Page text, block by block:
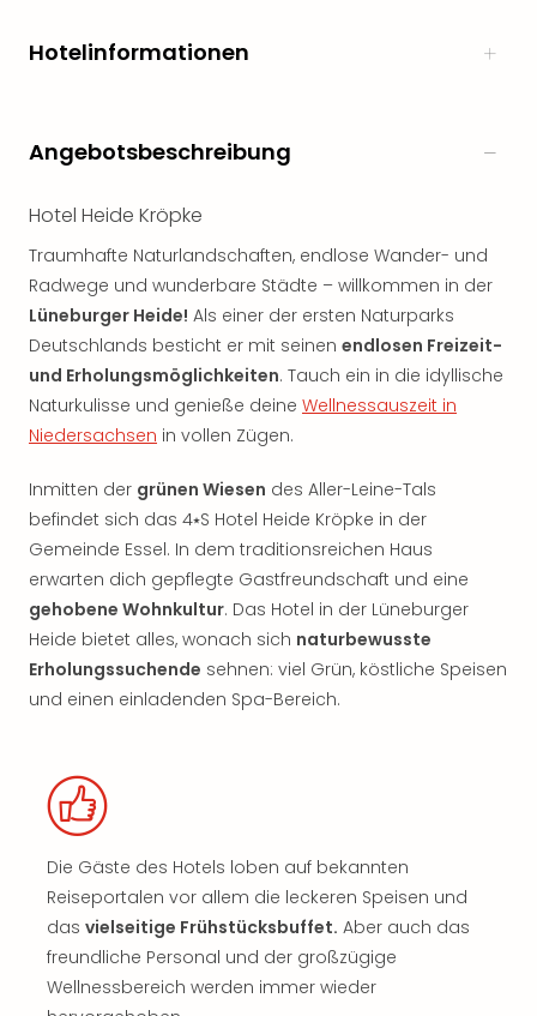
Hotelinformationen
Angebotsbeschreibung
Hotel Heide Kröpke
Traumhafte Naturlandschaften, endlose Wander- und
Radwege und wunderbare Städte – willkommen in der
Lüneburger Heide! Als einer der ersten Naturparks
Deutschlands besticht er mit seinen endlosen Freizeit-
und Erholungsmöglichkeiten. Tauch ein in die idyllische
Naturkulisse und genieße deine Wellnessauszeit in
Niedersachsen in vollen Zügen.
Inmitten der grünen Wiesen des Aller-Leine-Tals
befindet sich das 4⭑S Hotel Heide Kröpke in der
Gemeinde Essel. In dem traditionsreichen Haus
erwarten dich gepflegte Gastfreundschaft und eine
gehobene Wohnkultur. Das Hotel in der Lüneburger
Heide bietet alles, wonach sich naturbewusste
Erholungssuchende sehnen: viel Grün, köstliche Speisen
und einen einladenden Spa-Bereich.
Die Gäste des Hotels loben auf bekannten
Reiseportalen vor allem die leckeren Speisen und
das vielseitige Frühstücksbuffet. Aber auch das
freundliche Personal und der großzügige
Wellnessbereich werden immer wieder